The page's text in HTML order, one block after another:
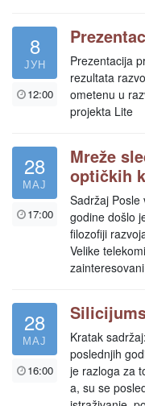
8
ЈУН
12:00
Prezentacija
rezultata
ometenu u
projekta Lite
28
МАЈ
17:00
Mreže
optičkih
Sadržaj Posle
godine došlo
filozofiji
Velike
28
МАЈ
16:00
Kratak
poslednjih
je razloga za
a, su se